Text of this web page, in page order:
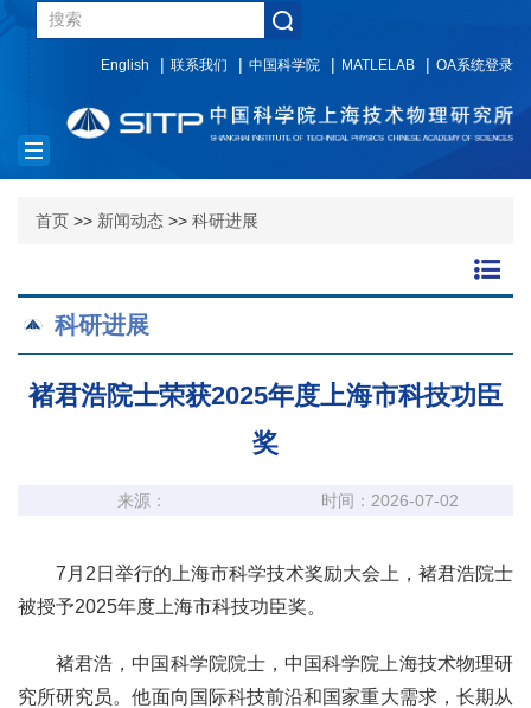
English 联系我们 中国科学院 MATLELAB OA系统登录
Toggle
navigation
首页 >> 新闻动态 >> 科研进展
科研进展
褚君浩院士荣获2025年度上海市科技功臣
奖
来源： 时间：2026-07-02
7月2日举行的上海市科学技术奖励大会上，褚君浩院士
被授予2025年度上海市科技功臣奖。
褚君浩，中国科学院院士，中国科学院上海技术物理研
究所研究员。他面向国际科技前沿和国家重大需求，长期从